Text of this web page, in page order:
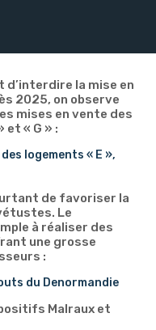
d’interdire la mise en
2025, on observe
mises en vente des
et « G » :
logements « E »,
de favoriser la
Le
à réaliser des
une grosse
:
du Denormandie
Malraux et